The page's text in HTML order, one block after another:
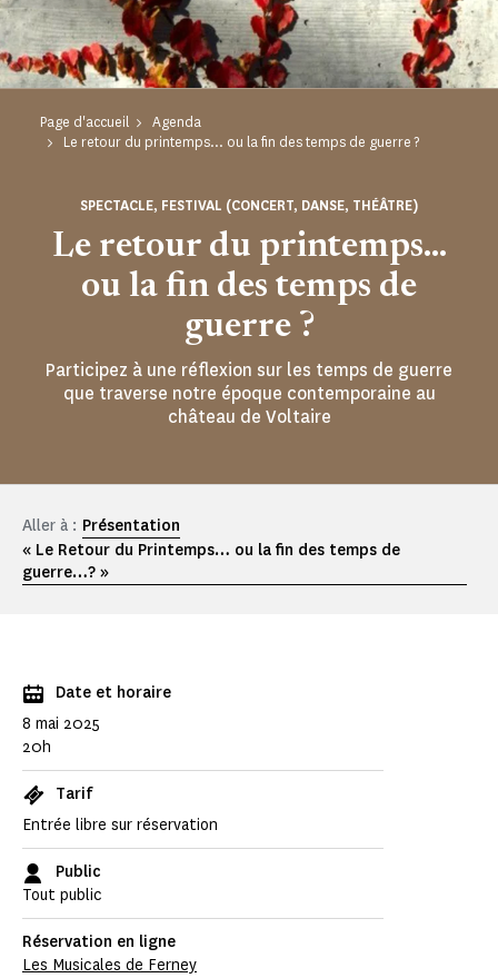
Page d'accueil
Agenda
Le retour du printemps... ou la fin des temps de guerre ?
Le retour du printemps...
ou la fin des temps de
guerre ?
SPECTACLE, FESTIVAL (CONCERT, DANSE, THÉÂTRE)
Participez à une réflexion sur les temps de guerre
que traverse notre époque contemporaine au
château de Voltaire
Aller à : Présentation
« Le Retour du Printemps… ou la fin des temps de
guerre…? »
Date et horaire
8 mai 2025
20h
Tarif
Entrée libre sur réservation
Public
Tout public
Réservation en ligne
Les Musicales de Ferney